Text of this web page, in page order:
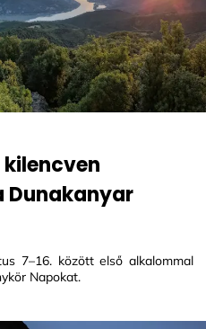
Dunakanyar
7–16. között első alkalommal
Napokat.